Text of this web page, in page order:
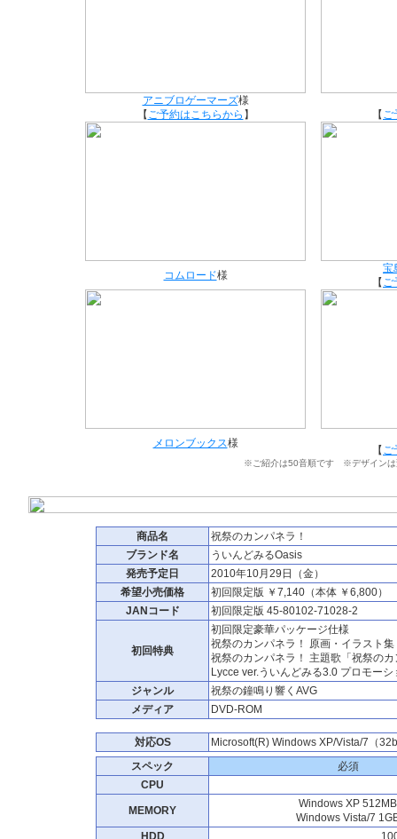
アニブロゲーマーズ様
【 ご予約はこちらから 】 【 ご
コムロード様
宝
【 ご
メロンブックス様
【 ご
※ご紹介は50音順です ※デザインは
商品名
祝祭のカンパネラ！
ブランド名
ういんどみるOasis
発売予定日
2010年10月29日（金）
希望小売価格
初回限定版 ￥7,140（本体 ￥6,800）
JANコード
初回限定版 45-80102-71028-2
初回特典
初回限定豪華パッケージ仕様
祝祭のカンパネラ！ 原画・イラスト集
祝祭のカンパネラ！ 主題歌「祝祭の
Lycce ver.ういんどみる3.0 プロモー
ジャンル
祝祭の鐘鳴り響くAVG
メディア
DVD-ROM
対応OS
Microsoft(R) Windows XP/Vista/7（
スペック
必須
CPU
MEMORY
Windows XP 512MB
Windows Vista/7
HDD